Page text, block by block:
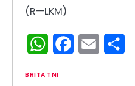
(R—LKM)
WhatsAppFacebook
Email
BRITA TNI